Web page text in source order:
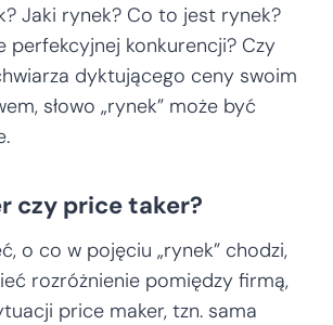
Jaki rynek? Co to jest rynek?
perfekcyjnej konkurencji? Czy
dyktującego ceny swoim
słowo „rynek” może być
czy price taker?
o co w pojęciu „rynek” chodzi,
rozróżnienie pomiędzy firmą,
price maker, tzn. sama